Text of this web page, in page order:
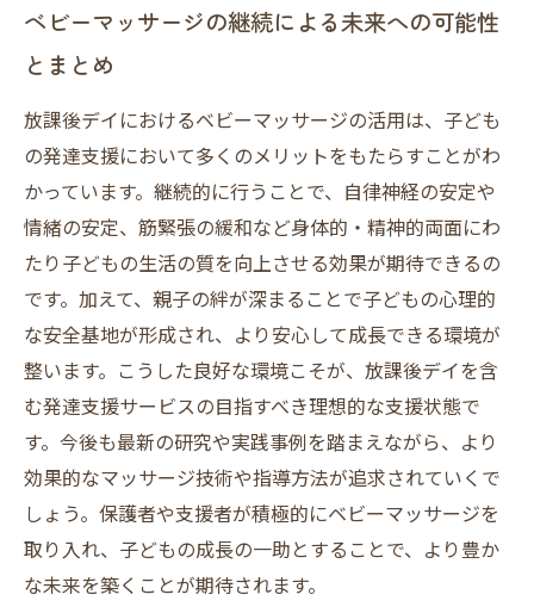
ベビーマッサージの継続による未来への可能性
とまとめ
放課後デイにおけるベビーマッサージの活用は、子ども
の発達支援において多くのメリットをもたらすことがわ
かっています。継続的に行うことで、自律神経の安定や
情緒の安定、筋緊張の緩和など身体的・精神的両面にわ
たり子どもの生活の質を向上させる効果が期待できるの
です。加えて、親子の絆が深まることで子どもの心理的
な安全基地が形成され、より安心して成長できる環境が
整います。こうした良好な環境こそが、放課後デイを含
む発達支援サービスの目指すべき理想的な支援状態で
す。今後も最新の研究や実践事例を踏まえながら、より
効果的なマッサージ技術や指導方法が追求されていくで
しょう。保護者や支援者が積極的にベビーマッサージを
取り入れ、子どもの成長の一助とすることで、より豊か
な未来を築くことが期待されます。